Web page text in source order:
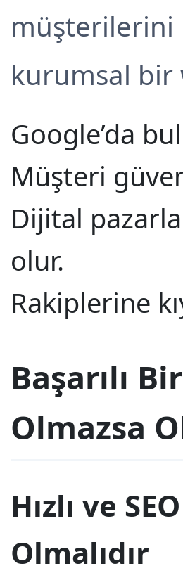
müşterilerini
kurumsal bir
Google’da
Müşteri
Dijital
olur.
Rakiplerine
Başarılı
Olmazsa
Hızlı ve
Olmalıdır